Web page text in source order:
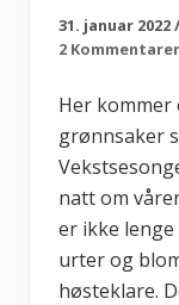
o
r
f
r
e
r
e
t
v
i
k
t
i
31. januar 2022
2 Kommentarer
Her
grønnsaker
natt om
er ikke
urter og
høsteklare.